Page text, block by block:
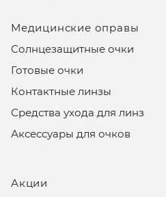
Медицинские оправы
Солнцезащитные очки
Готовые очки
Контактные линзы
Средства ухода для линз
Аксессуары для очков
Акции